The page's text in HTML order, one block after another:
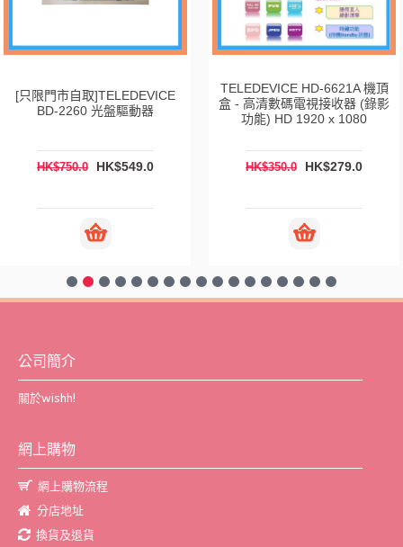
[只限門市自取]TELEDEVICE
BD-2260 光盤驅動器
HK$750.0 HK$549.0
TELEDEVICE HD-6621A 機頂
盒 - 高清數碼電視接收器 (錄影
功能) HD 1920 x 1080
HK$350.0 HK$279.0
公司簡介
關於wishh!
網上購物
網上購物流程
分店地址
換貨及退貨